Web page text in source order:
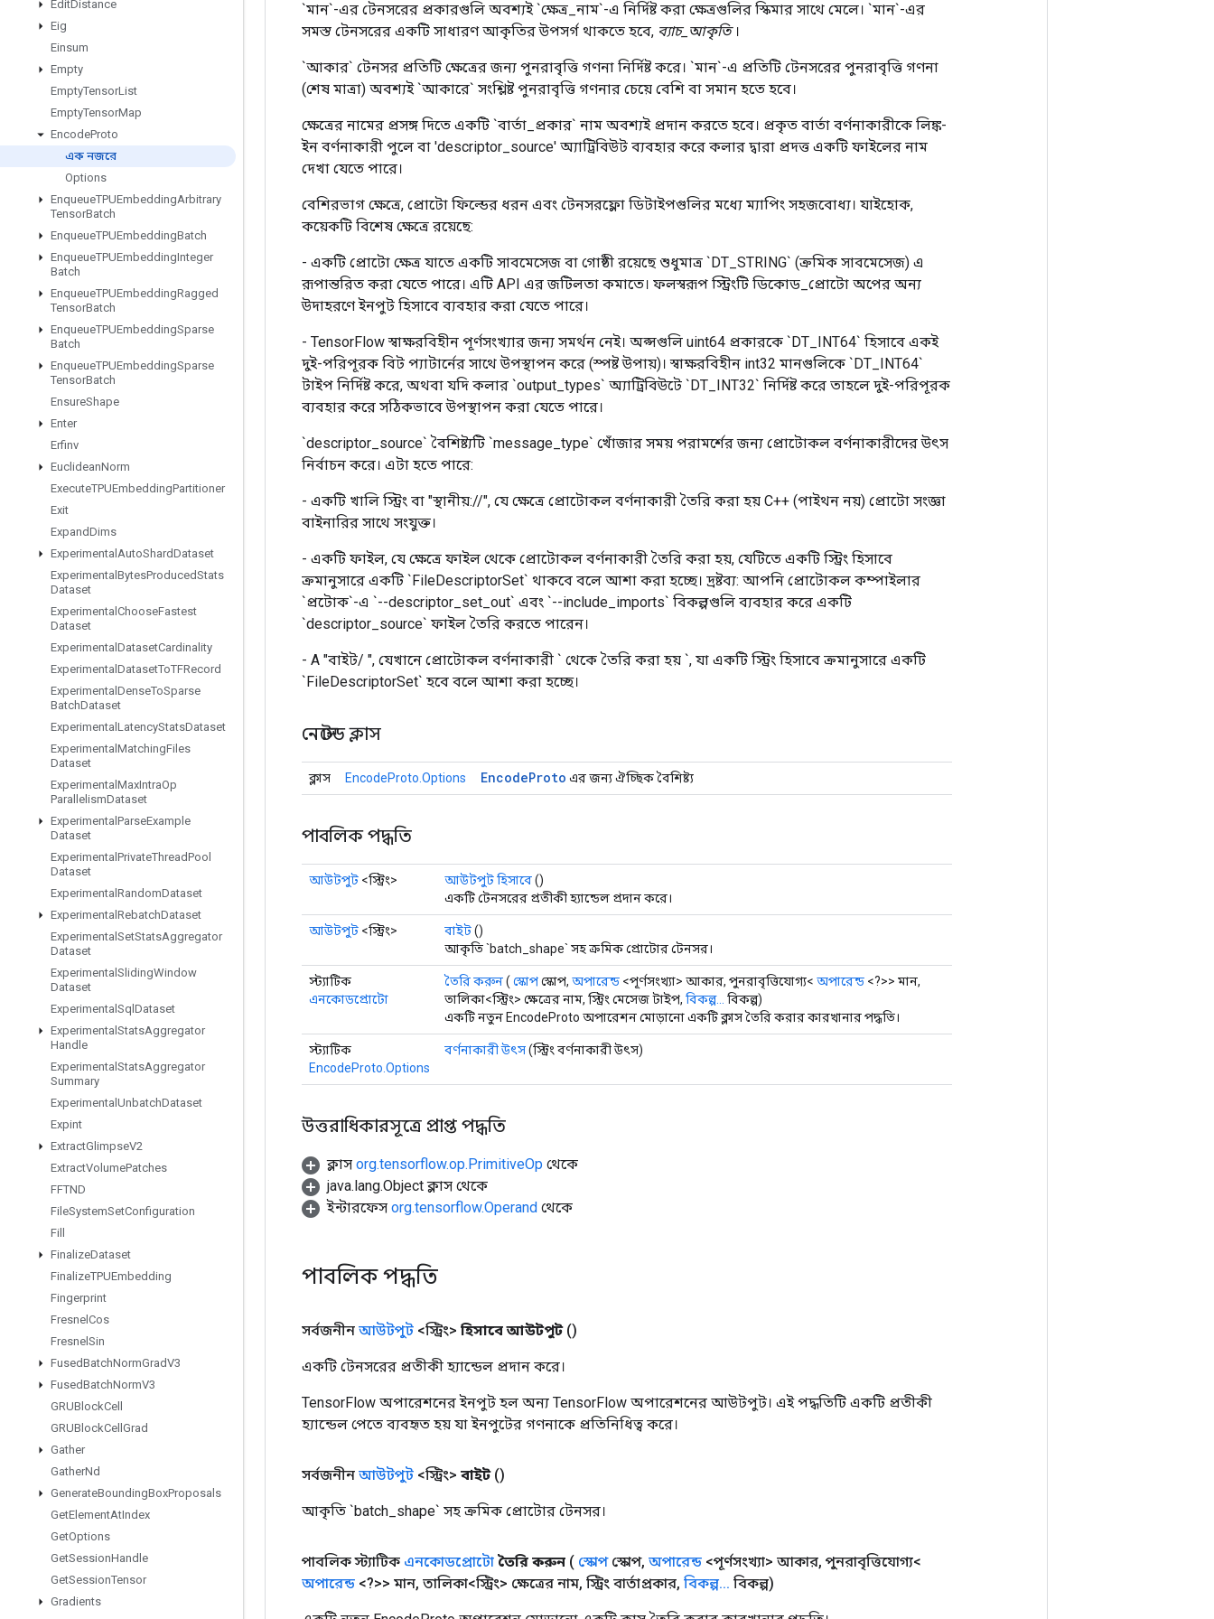
EditDistance
Eig
Einsum
Empty
EmptyTensorList
EmptyTensorMap
EncodeProto
এক নজরে
Options
EnqueueTPUEmbeddingArbitrary
TensorBatch
EnqueueTPUEmbeddingBatch
EnqueueTPUEmbeddingInteger
Batch
EnqueueTPUEmbeddingRagged
TensorBatch
EnqueueTPUEmbeddingSparse
Batch
EnqueueTPUEmbeddingSparse
TensorBatch
EnsureShape
Enter
Erfinv
EuclideanNorm
ExecuteTPUEmbeddingPartitioner
Exit
ExpandDims
Experimental AutoShardDataset
Experimental BytesProducedStats
Dataset
Experimental ChooseFastest
Dataset
Experimental DatasetCardinality
Experimental DatasetToTFRecord
Experimental DenseToSparse
BatchDataset
Experimental LatencyStatsDataset
Experimental MatchingFiles
Dataset
Experimental MaxIntraOp
ParallelismDataset
Experimental ParseExample
Dataset
Experimental PrivateThreadPool
Dataset
Experimental RandomDataset
Experimental RebatchDataset
Experimental SetStatsAggregator
Dataset
Experimental SlidingWindow
Dataset
Experimental Sql Dataset
Experimental StatsAggregator
Handle
Experimental StatsAggregator
Summary
Experimental UnbatchDataset
Expint
ExtractGlimpseV2
ExtractVolumePatches
FFTND
FileSystemSetConfiguration
Fill
FinalizeDataset
FinalizeTPUEmbedding
Fingerprint
Fresnel Cos
Fresnel Sin
FusedBatchNormGradV3
FusedBatchNormV3
GRUBlockCell
GRUBlockCell Grad
Gather
GatherNd
GenerateBoundingBoxProposals
GetElementAtIndex
GetOptions
GetSessionHandle
GetSessionTensor
Gradients
`মান`-এর টেনসরের প্রকারগুলি অবশ্যই `ক্ষেত্র_নাম`-এ নির্দিষ্ট করা ক্ষেত্রগুলির স্কিমার সাথে মেলে। `মান`-এর
সমস্ত টেনসরের একটি সাধারণ আকৃতির উপসর্গ থাকতে হবে, ব্যাচ_আকৃতি।
`আকার` টেনসর প্রতিটি ক্ষেত্রের জন্য পুনরাবৃত্তি গণনা নির্দিষ্ট করে। `মান`-এ প্রতিটি টেনসরের পুনরাবৃত্তি গণনা
(শেষ মাত্রা) অবশ্যই `আকারে` সংশ্লিষ্ট পুনরাবৃত্তি গণনার চেয়ে বেশি বা সমান হতে হবে।
ক্ষেত্রের নামের প্রসঙ্গ দিতে একটি `বার্তা_প্রকার` নাম অবশ্যই প্রদান করতে হবে। প্রকৃত বার্তা বর্ণনাকারীকে লিঙ্ক-
ইন বর্ণনাকারী পুলে বা 'descriptor_source' অ্যাট্রিবিউট ব্যবহার করে কলার দ্বারা প্রদত্ত একটি ফাইলের নাম
দেখা যেতে পারে।
বেশিরভাগ ক্ষেত্রে, প্রোটো ফিল্ডের ধরন এবং টেনসরফ্লো ডিটাইপগুলির মধ্যে ম্যাপিং সহজবোধ্য। যাইহোক,
কয়েকটি বিশেষ ক্ষেত্রে রয়েছে:
- একটি প্রোটো ক্ষেত্র যাতে একটি সাবমেসেজ বা গোষ্ঠী রয়েছে শুধুমাত্র `DT_STRING` (ক্রমিক সাবমেসেজ) এ
রূপান্তরিত করা যেতে পারে। এটি API এর জটিলতা কমাতে। ফলস্বরূপ স্ট্রিংটি ডিকোড_প্রোটো অপের অন্য
উদাহরণে ইনপুট হিসাবে ব্যবহার করা যেতে পারে।
- TensorFlow স্বাক্ষরবিহীন পূর্ণসংখ্যার জন্য সমর্থন নেই। অপ্সগুলি uint64 প্রকারকে `DT_INT64` হিসাবে একই
দুই-পরিপূরক বিট প্যাটার্নের সাথে উপস্থাপন করে (স্পষ্ট উপায়)। স্বাক্ষরবিহীন int32 মানগুলিকে `DT_INT64`
টাইপ নির্দিষ্ট করে, অথবা যদি কলার `output_types` অ্যাট্রিবিউটে `DT_INT32` নির্দিষ্ট করে তাহলে দুই-পরিপূরক
ব্যবহার করে সঠিকভাবে উপস্থাপন করা যেতে পারে।
`descriptor_source` বৈশিষ্ট্যটি `message_type` খোঁজার সময় পরামর্শের জন্য প্রোটোকল বর্ণনাকারীদের উৎস
নির্বাচন করে। এটা হতে পারে:
- একটি খালি স্ট্রিং বা "স্থানীয়://", যে ক্ষেত্রে প্রোটোকল বর্ণনাকারী তৈরি করা হয় C++ (পাইথন নয়) প্রোটো সংজ্ঞা
বাইনারির সাথে সংযুক্ত।
- একটি ফাইল, যে ক্ষেত্রে ফাইল থেকে প্রোটোকল বর্ণনাকারী তৈরি করা হয়, যেটিতে একটি স্ট্রিং হিসাবে
ক্রমানুসারে একটি `FileDescriptorSet` থাকবে বলে আশা করা হচ্ছে। দ্রষ্টব্য: আপনি প্রোটোকল কম্পাইলার
`প্রটোক`-এ `--descriptor_set_out` এবং `--include_imports` বিকল্পগুলি ব্যবহার করে একটি
`descriptor_source` ফাইল তৈরি করতে পারেন।
- A "বাইট/ ", যেখানে প্রোটোকল বর্ণনাকারী ` থেকে তৈরি করা হয় `, যা একটি স্ট্রিং হিসাবে ক্রমানুসারে একটি
`FileDescriptorSet` হবে বলে আশা করা হচ্ছে।
নেস্টেড ক্লাস
ক্লাস EncodeProto.Options EncodeProto এর জন্য ঐচ্ছিক বৈশিষ্ট্য
পাবলিক পদ্ধতি
আউটপুট <স্ট্রিং> আউটপুট হিসাবে()
একটি টেনসরের প্রতীকী হ্যান্ডেল প্রদান করে।
আউটপুট <স্ট্রিং> বাইট()
আকৃতি `batch_shape` সহ ক্রমিক প্রোটোর টেনসর।
স্ট্যাটিক
এনকোডপ্রোটো
তৈরি করুন( স্কোপস্কোপ, অপারেন্ড <পূর্ণসংখ্যা> আকার, পুনরাবৃত্তিযোগ্য< অপারেন্ড <?>> মান,
তালিকা<স্ট্রিং> ক্ষেত্রের নাম, স্ট্রিং মেসেজ টাইপ, বিকল্প...
বিকল্প)
একটি নতুন EncodeProto অপারেশন মোড়ানো একটি ক্লাস তৈরি করার কারখানার পদ্ধতি।
স্ট্যাটিক
EncodeProto.Options
বর্ণনাকারী উৎস(স্ট্রিং বর্ণনাকারী উৎস)
উত্তরাধিকারসূত্রে প্রাপ্ত পদ্ধতি
ক্লাস org.tensorflow.op.PrimitiveOp থেকে
java.lang.Object ক্লাস থেকে
ইন্টারফেস org.tensorflow.Operand থেকে
পাবলিক পদ্ধতি
সর্বজনীন আউটপুট <স্ট্রিং> হিসাবে আউটপুট ()
একটি টেনসরের প্রতীকী হ্যান্ডেল প্রদান করে।
TensorFlow অপারেশনের ইনপুট হল অন্য TensorFlow অপারেশনের আউটপুট। এই পদ্ধতিটি একটি প্রতীকী
হ্যান্ডেল পেতে ব্যবহৃত হয় যা ইনপুটের গণনাকে প্রতিনিধিত্ব করে।
সর্বজনীন আউটপুট <স্ট্রিং> বাইট ()
আকৃতি `batch_shape` সহ ক্রমিক প্রোটোর টেনসর।
পাবলিক স্ট্যাটিক এনকোডপ্রোটো তৈরি করুন ( স্কোপস্কোপ, অপারেন্ড <পূর্ণসংখ্যা> আকার, পুনরাবৃত্তিযোগ্য<
অপারেন্ড <?>> মান, তালিকা<স্ট্রিং> ক্ষেত্রের নাম, স্ট্রিং বার্তাপ্রকার, বিকল্প... বিকল্প)